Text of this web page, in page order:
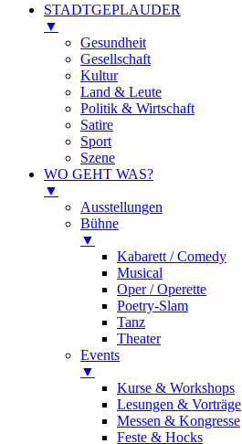
STADTGEPLAUDER
▼
Gesundheit
Gesellschaft
Kultur
Land & Leute
Politik & Wirtschaft
Satire
Sport
Szene
WO GEHT WAS?
▼
Ausstellungen
Bühne
▼
Kabarett / Comedy
Musical
Oper / Operette
Poetry-Slam
Tanz
Theater
Events
▼
Kurse & Workshops
Lesungen & Vorträge
Messen & Kongresse
Feste & Hocks